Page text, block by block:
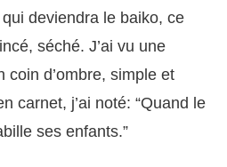
deviendra le baiko, ce
séché. J’ai vu une
coin d’ombre, simple et
carnet, j’ai noté: “Quand le
ses enfants.”